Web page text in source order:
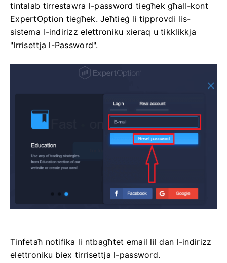
tintalab tirrestawra l-password tiegħek għall-kont
ExpertOption tiegħek. Jeħtieġ li tipprovdi lis-
sistema l-indirizz elettroniku xieraq u tikklikkja
"Irrisettja l-Password".
Tinfetaħ notifika li ntbagħtet email lil dan l-indirizz
elettroniku biex tirrisettja l-password.